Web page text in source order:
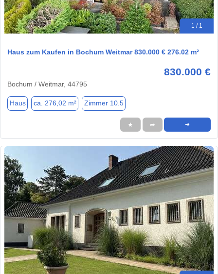
1 / 1
Haus zum Kaufen in Bochum Weitmar 830.000 € 276.02 m²
830.000 €
Bochum / Weitmar, 44795
Haus ca. 276,02 m² Zimmer 10.5
★ ➦ ➜